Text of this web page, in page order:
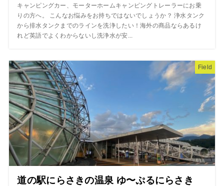
キャンピングカー、モーターホームキャンピングトレーラーにお乗
りの方へ。 こんなお悩みをお持ちではないでしょうか？ 浄水タンク
から排水タンクまでのラインを洗浄したい！海外の商品ならあるけ
れど英語でよくわからないし洗浄水が安...
Field
道の駅にらさきの温泉 ゆ〜ぷるにらさき